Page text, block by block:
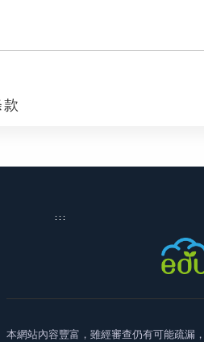
:::
本網站內容豐富，雖經審查仍有可能疏漏，